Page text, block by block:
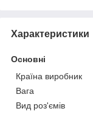
Характеристики
Основні
Країна виробник
Вага
Вид роз'ємів